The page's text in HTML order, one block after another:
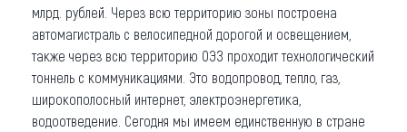
млрд. рублей. Через всю территорию зоны построена
автомагистраль с велосипедной дорогой и освещением,
также через всю территорию ОЭЗ проходит технологический
тоннель с коммуникациями. Это водопровод, тепло, газ,
широкополосный интернет, электроэнергетика,
водоотведение. Сегодня мы имеем единственную в стране